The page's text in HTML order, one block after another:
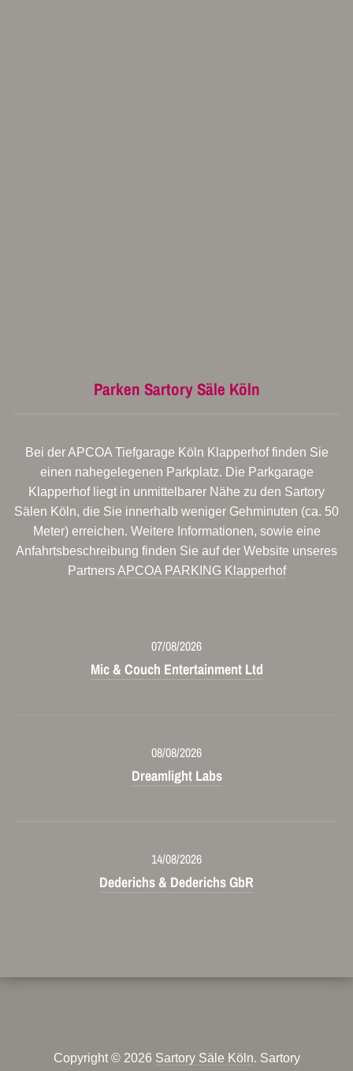
Parken Sartory Säle Köln
Bei der APCOA Tiefgarage Köln Klapperhof finden Sie
einen nahegelegenen Parkplatz. Die Parkgarage
Klapperhof liegt in unmittelbarer Nähe zu den Sartory
Sälen Köln, die Sie innerhalb weniger Gehminuten (ca. 50
Meter) erreichen. Weitere Informationen, sowie eine
Anfahrtsbeschreibung finden Sie auf der Website unseres
PartnersAPCOA PARKING Klapperhof
07/08/2026
Mic & Couch Entertainment Ltd
08/08/2026
Dreamlight Labs
14/08/2026
Dederichs & Dederichs GbR
Copyright © 2026 Sartory Säle Köln. Sartory